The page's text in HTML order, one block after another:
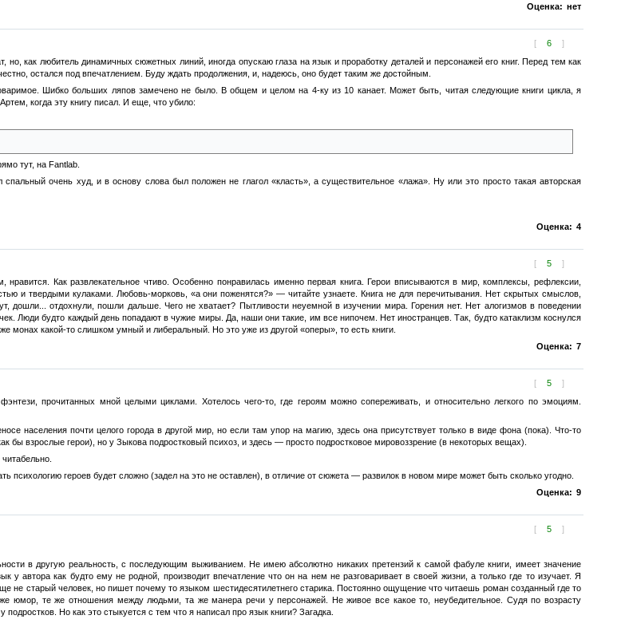
Оценка: нет
[ 6 ]
но, как любитель динамичных сюжетных линий, иногда опускаю глаза на язык и проработку деталей и персонажей его книг. Перед тем как
остался под впечатлением. Буду ждать продолжения, и, надеюсь, оно будет таким же достойным.
Шибко больших ляпов замечено не было. В общем и целом на 4-ку из 10 канает. Может быть, читая следующие книги цикла, я
когда эту книгу писал. И еще, что убило:
тут, на Fantlab.
очень худ, и в основу слова был положен не глагол «класть», а существительное «лажа». Ну или это просто такая авторская
Оценка: 4
[ 5 ]
Как развлекательное чтиво. Особенно понравилась именно первая книга. Герои вписываются в мир, комплексы, рефлексии,
и твердыми кулаками. Любовь-морковь, «а они поженятся?» — читайте узнаете. Книга не для перечитывания. Нет скрытых смыслов,
дошли... отдохнули, пошли дальше. Чего не хватает? Пытливости неуемной в изучении мира. Горения нет. Нет алогизмов в поведении
Люди будто каждый день попадают в чужие миры. Да, наши они такие, им все нипочем. Нет иностранцев. Так, будто катаклизм коснулся
какой-то слишком умный и либеральный. Но это уже из другой «оперы», то есть книги.
Оценка: 7
[ 5 ]
прочитанных мной целыми циклами. Хотелось чего-то, где героям можно сопереживать, и относительно легкого по эмоциям.
населения почти целого города в другой мир, но если там упор на магию, здесь она присутствует только в виде фона (пока). Что-то
бы взрослые герои), но у Зыкова подростковый психоз, и здесь — просто подростковое мировоззрение (в некоторых вещах).
психологию героев будет сложно (задел на это не оставлен), в отличие от сюжета — развилок в новом мире может быть сколько угодно.
Оценка: 9
[ 5 ]
в другую реальность, с последующим выживанием. Не имею абсолютно никаких претензий к самой фабуле книги, имеет значение
у автора как будто ему не родной, производит впечатление что он на нем не разговаривает в своей жизни, а только где то изучает. Я
не старый человек, но пишет почему то языком шестидесятилетнего старика. Постоянно ощущение что читаешь роман созданный где то
юмор, те же отношения между людьми, та же манера речи у персонажей. Не живое все какое то, неубедительное. Судя по возрасту
Но как это стыкуется с тем что я написал про язык книги? Загадка.